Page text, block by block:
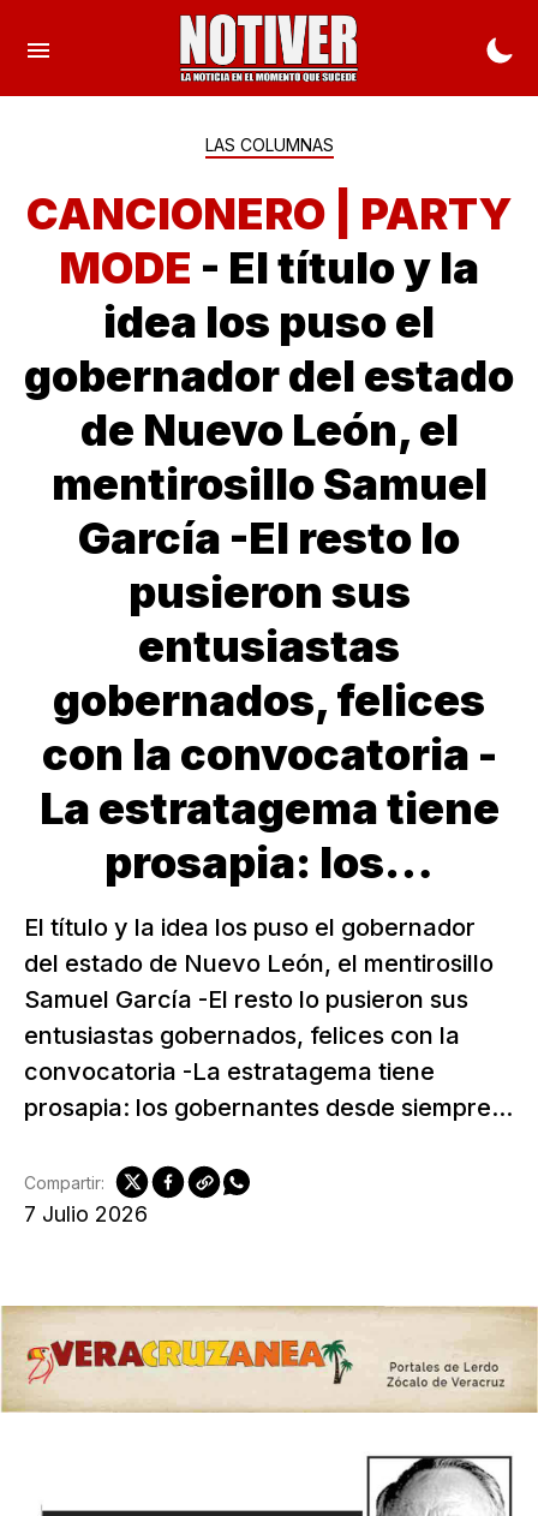
LAS COLUMNAS
CANCIONERO | PARTY
MODE - El título y la
idea los puso el
gobernador del estado
de Nuevo León, el
mentirosillo Samuel
García -El resto lo
pusieron sus
entusiastas
gobernados, felices
con la convocatoria -
La estratagema tiene
prosapia: los…
El título y la idea los puso el gobernador
del estado de Nuevo León, el mentirosillo
Samuel García -El resto lo pusieron sus
entusiastas gobernados, felices con la
convocatoria -La estratagema tiene
prosapia: los gobernantes desde siempre...
7 Julio 2026
Compartir: